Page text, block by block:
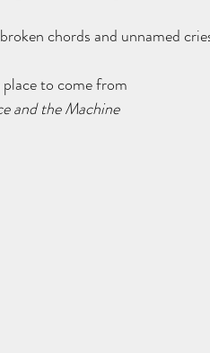
chords and unnamed
to come from
and the Machine